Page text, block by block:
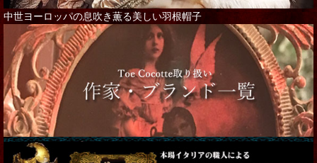
中世ヨーロッパの息吹き薫る美しい羽根帽子